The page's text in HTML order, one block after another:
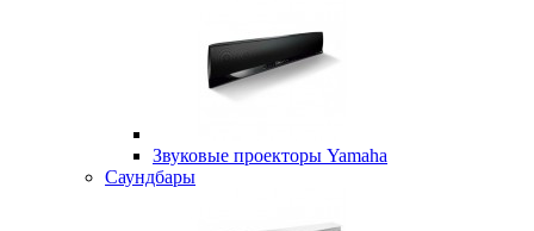
Звуковые проекторы Yamaha
Саундбары